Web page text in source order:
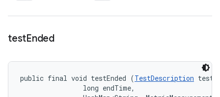
testEnded
public final void testEnded (TestDescription
                long endTime,